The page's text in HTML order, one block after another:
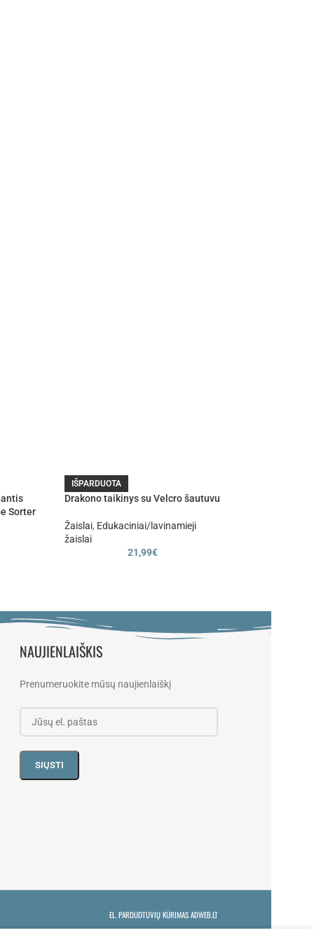
Sorter
IŠPARDUOTA
Drakono taikinys su Velcro šautuvu
Žaislai, Edukaciniai/lavinamieji
žaislai
21,99€
NAUJIENLAIŠKIS
Prenumeruokite mūsų naujienlaiškį
EL. PARDUOTUVIŲ KŪRIMAS ADWEB.LT